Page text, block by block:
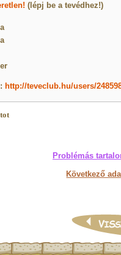
(lépj be a tevédhez!)
http://teveclub.hu/users/
Problémás
Következő